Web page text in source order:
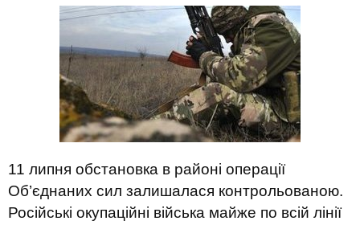
11 липня обстановка в районі операції
Об’єднаних сил залишалася контрольованою.
Російські окупаційні війська майже по всій лінії